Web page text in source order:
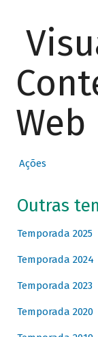
Web
Ações
Outras
Temporada 2025
Temporada 2024
Temporada 2023
Temporada 2020